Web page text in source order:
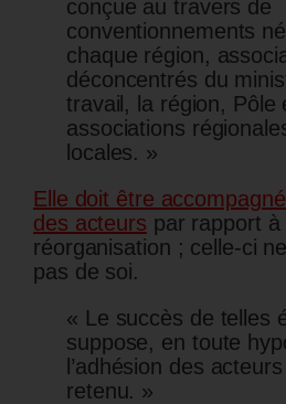
conçue au travers de
conventionnements
chaque région,
déconcentrés du
travail, la région, Pôle
associations
locales. »
Elle doit être
des acteurs par rapport à
réorganisation ; celle-ci
pas de soi.
« Le succès de telles
suppose, en toute
l’adhésion des
retenu. »